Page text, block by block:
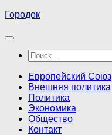
Перейти
содержимому
Городок
Найти:
Европейский Союз
Внешняя политика
Политика
Экономика
Общество
Контакт